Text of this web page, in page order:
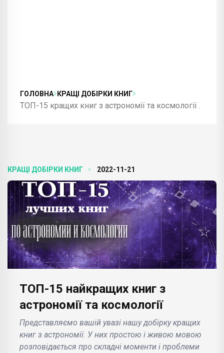
ГОЛОВНА КРАЩІ ДОБІРКИ КНИГ
ТОП-15 кращих книг з астрономії та космології .
КРАЩІ ДОБІРКИ КНИГ 2022-11-21
ТОП-15 найкращих книг з
астрономії та космології
Представляємо вашій увазі нашу добірку кращих
книг з астрономії. У них простою і живою мовою
розповідається про складні моменти і проблеми